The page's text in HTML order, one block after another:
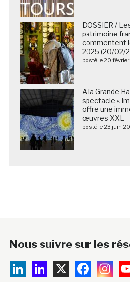
DOSSIER /
patrimoine
commentent
2025 (20/02/
posté le 20
A la Grande
spectacle «
offre une
œuvres XXL
posté le 23 juin
Nous suivre sur les